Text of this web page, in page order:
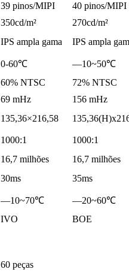
39 pinos/MIPI
40 pinos/MIPI
350cd/m²
270cd/m²
IPS ampla gama
IPS ampla
0-60℃
—10~50℃
60% NTSC
72% NTSC
69 mHz
156 mHz
135,36×216,58
1000:1
1000:1
16,7 milhões
16,7 milhões
30ms
35ms
—10~70℃
—20~60℃
IVO
BOE
60 peças